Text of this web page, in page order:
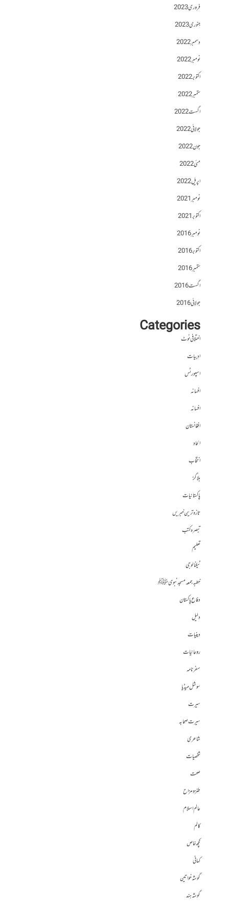
فروری 2023
جنوری 2023
دسمبر 2022
نومبر 2022
اکتوبر 2022
ستمبر 2022
اگست 2022
جولائی 2022
جون 2022
مئی 2022
اپریل 2022
نومبر 2021
اکتوبر 2021
نومبر 2016
اکتوبر 2016
ستمبر 2016
اگست 2016
جولائی 2016
Categories
اختلافی نوٹ
ادبیات
اسپورٹس
افسانہ
افسانہ
افغانستان
الحاد
انتخاب
بلاگز
پاکستانیات
تازہ ترین خبریں
تبصرہ کتب
تعلیم
ٹیکنالوجی
خطبہ جمعہ مسجد نبوی ﷺ
دفاع پاکستان
دلیل
دینیات
روحانیات
سفرنامہ
سوشل میڈیا
سیرت
سیرت صحابہ
شاعری
شخصیات
صحت
طنز و مزاح
عالم اسلام
کالم
کچھ خاص
کہانی
گوشہ خواتین
گوشہ ہند